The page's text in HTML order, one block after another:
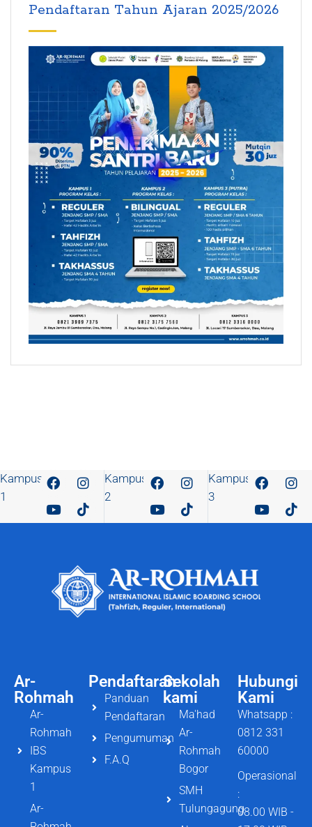
Pendaftaran Tahun Ajaran 2025/2026
Kampus
1
Kampus
2
Kampus
3
Ar-
Rohmah
Ar-
Rohmah
IBS
Kampus
1
Ar-
Pendaftaran
Panduan
Pendaftaran
Pengumuman
F.A.Q
Hubungi
Kami
Whatsapp :
0812 331
60000
Operasional
:
08.00 WIB -
Sekolah
kami
Ma'had
Ar-
Rohmah
Bogor
SMH
Tulungagung